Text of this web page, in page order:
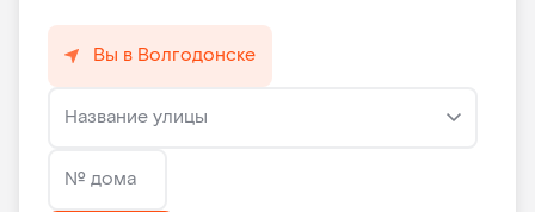
Вы в Волгодонске
Название улицы
№ дома